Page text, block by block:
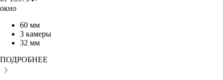
окно
60 мм
3 камеры
32 мм
ПОДРОБНЕЕ